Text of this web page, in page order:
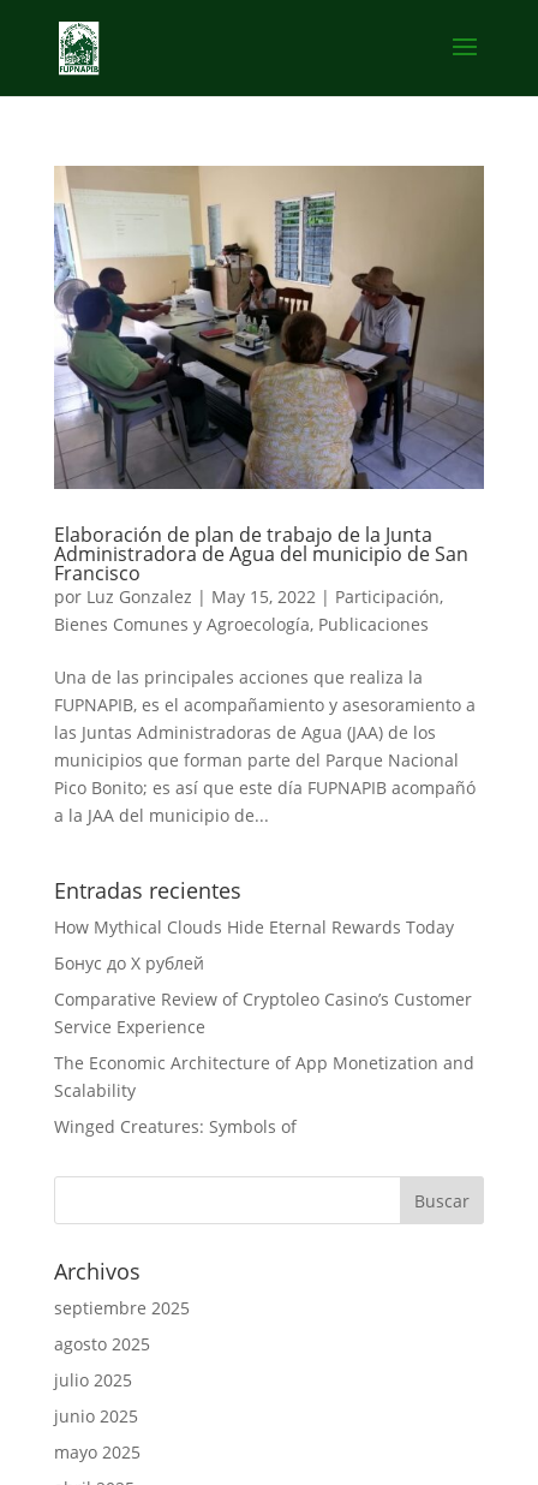
Elaboración de plan de trabajo de la Junta
Administradora de Agua del municipio de San
Francisco
por Luz Gonzalez | May 15, 2022 | Participación,
Bienes Comunes y Agroecología, Publicaciones
Una de las principales acciones que realiza la
FUPNAPIB, es el acompañamiento y asesoramiento a
las Juntas Administradoras de Agua (JAA) de los
municipios que forman parte del Parque Nacional
Pico Bonito; es así que este día FUPNAPIB acompañó
a la JAA del municipio de...
Entradas recientes
How Mythical Clouds Hide Eternal Rewards Today
Бонус до X рублей
Comparative Review of Cryptoleo Casino’s Customer
Service Experience
The Economic Architecture of App Monetization and
Scalability
Winged Creatures: Symbols of
Archivos
septiembre 2025
agosto 2025
julio 2025
junio 2025
mayo 2025